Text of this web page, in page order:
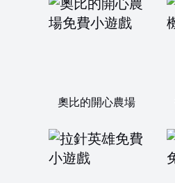
奧比的開心農場